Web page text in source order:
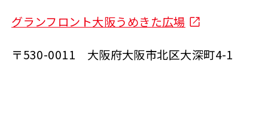
グランフロント大阪うめきた広場
〒530-0011 大阪府大阪市北区大深町4-1